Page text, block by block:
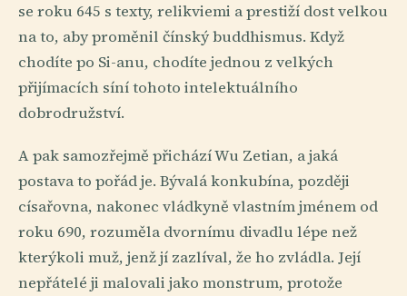
se roku 645 s texty, relikviemi a prestiží dost velkou
na to, aby proměnil čínský buddhismus. Když
chodíte po Si-anu, chodíte jednou z velkých
přijímacích síní tohoto intelektuálního
dobrodružství.
A pak samozřejmě přichází Wu Zetian, a jaká
postava to pořád je. Bývalá konkubína, později
císařovna, nakonec vládkyně vlastním jménem od
roku 690, rozuměla dvornímu divadlu lépe než
kterýkoli muž, jenž jí zazlíval, že ho zvládla. Její
nepřátelé ji malovali jako monstrum, protože